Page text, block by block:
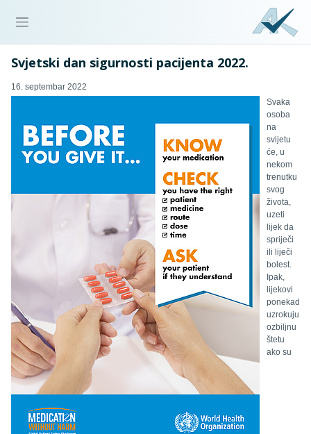
Svjetski dan sigurnosti pacijenta 2022.
16. septembar 2022
Svaka
osoba
na
svijetu
će, u
nekom
trenutku
svog
života,
uzeti
lijek da
spriječi
ili liječi
bolest.
Ipak,
lijekovi
ponekad
uzrokuju
ozbiljnu
štetu
ako su